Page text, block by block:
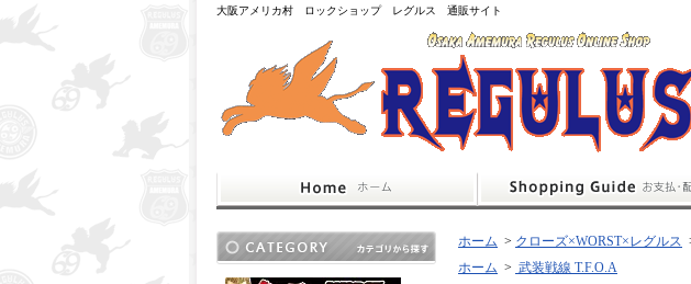
大阪アメリカ村 ロックショップ レグルス 通販サイト
ホーム > クローズ×WORST×レグルス
ホーム > 武装戦線 T.F.O.A